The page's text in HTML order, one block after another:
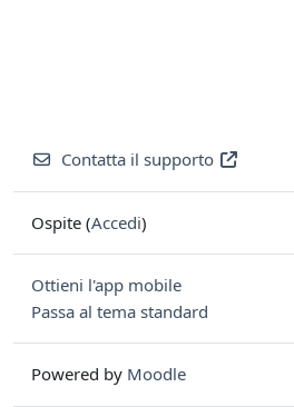
Contatta il supporto
Ospite (Accedi)
Ottieni l'app mobile
Passa al tema standard
Powered by Moodle